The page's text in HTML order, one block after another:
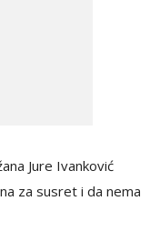
Jure Ivanković
za susret i da nema